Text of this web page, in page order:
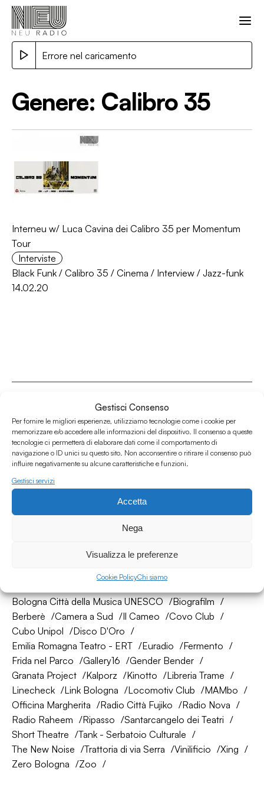
Gestisci Consenso
Per fornire le migliori esperienze, utilizziamo tecnologie come i cookie per
memorizzare e/o accedere alle informazioni del dispositivo. Il consenso a queste
tecnologie ci permetterà di elaborare dati come il comportamento di
navigazione o ID unici su questo sito. Non acconsentire o ritirare il consenso può
influire negativamente su alcune caratteristiche e funzioni.
Gestisci servizi
Accetta
Nega
Visualizza le preferenze
Cookie PolicyChi siamo
Errore nel caricamento
Genere: Calibro 35
Interneu w/ Luca Cavina dei Calibro 35 per Momentum
Tour
Interviste
Black Funk / Calibro 35 / Cinema / Interview / Jazz-funk
14.02.20
Associazione Culturale Humus
Via degli Orti 63, Bologna 40137
IVA: IT03691751204
CF: 03691751204
Bologna Città della Musica UNESCO
Biografilm
Berberè
Camera a Sud Il Cameo
Covo Club
Cubo Unipol
Disco D'Oro
Emilia Romagna Teatro - ERT
Euradio
Fermento
Frida nel Parco
Gallery16
Gender Bender
Granata Project
Kalporz Kinotto
Libreria Trame
Linecheck
Link Bologna Locomotiv Club
MAMbo
Officina Margherita
Radio Città Fujiko
Radio Nova
Radio Raheem
Ripasso
Santarcangelo dei Teatri
Short Theatre
Tank - Serbatoio Culturale
The New Noise
Trattoria di via Serra Vinilificio
Xing
Zero Bologna
Zoo